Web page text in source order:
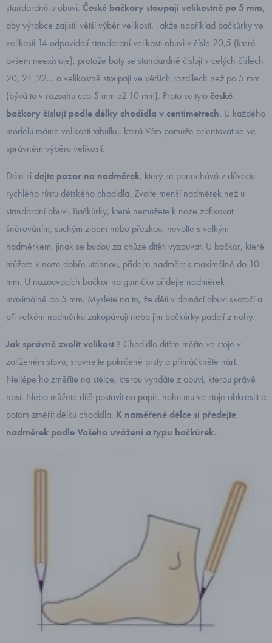
standardně u obuvi. České bačkory stoupají velikostně po 5 mm,
aby výrobce zajistil větší výběr velikostí. Takže například bačkůrky ve
velikosti 14 odpovídají standardní velikosti obuvi v čísle 20,5 (které
ovšem neexistuje), protože boty se standardně číslují v celých číslech
20, 21 ,22... a velikostně stoupají ve větších rozdílech než po 5 mm
(bývá to v rozsahu cca 5 mm až 10 mm). Proto se tytočeské
bačkory číslují podle délky chodidla v centimetrech. U každého
modelu máme velikostí tabulku, která Vám pomůže orientovat se ve
správném výběru velikostí.
Dále si dejte pozor na nadměrek, který se ponechává z důvodu
rychlého růstu dětského chodidla. Zvolte menší nadměrek než u
standardní obuvi. Bačkůrky, které nemůžete k noze zafixovat
šněrováním, suchým zipem nebo přezkou, nevolte s velkým
nadměrkem, jinak se budou za chůze dítěti vyzouvat. U bačkor, které
můžete k noze dobře utáhnou, přidejte nadměrek maximálně do 10
mm. U nazouvacích bačkor na gumičku přidejte nadměrek
maximálně do 5 mm. Myslete na to, že děti v domácí obuvi skotačí a
při velkém nadměrku zakopávají nebo jim bačkůrky padají z nohy.
Jak správně zvolit velikost ? Chodidlo dítěte měřte ve stoje v
zatíženém stavu, srovnejte pokrčené prsty a přimáčkněte nárt.
Nejlépe ho změříte na stélce, kterou vyndáte z obuvi, kterou právě
nosí. Nebo můžete dítě postavit na papír, nohu mu ve stoje obkreslit a
potom změřit délku chodidla. K naměřené délce si předejte
nadměrek podle Vašeho uvážení a typu bačkůrek.